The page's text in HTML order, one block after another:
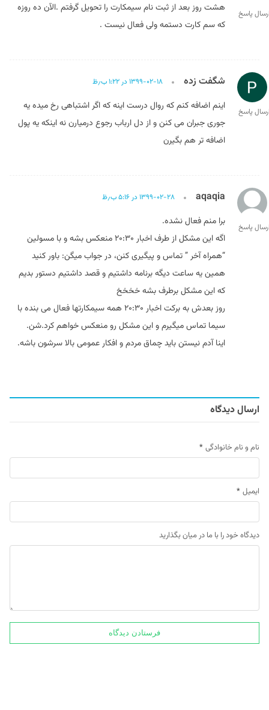
هشت روز بعد از ثبت نام سیمکارت را تحویل گرفتم .الآن ده روزه
که سم کارت دستمه ولی فعال نیست .
پاسخ
شگفت زده ۱۳۹۹-۰۲-۱۸ در ۱:۲۲ ب٫ظ
اینم اضافه کنم که روال درست اینه که اگر اشتباهی رخ میده یه
جوری جبران می کنن و از دل ارباب رجوع درمیارن نه اینکه یه پول
اضافه تر هم بگیرن
پاسخ
aqaqia ۱۳۹۹-۰۲-۲۸ در ۵:۱۶ ب٫ظ
برا منم فعال نشده.
اگه این مشکل از طرف اخبار ۲۰:۳۰ منعکس بشه و با مسولین
“همراه آخر ” تماس و پیگیری کنن، در جواب میگن: باور کنید
همین یه ساعت دیگه برنامه داشتیم و قصد داشتیم دستور بدیم
که این مشکل برطرف بشه خخخخ
روز بعدش به برکت اخبار ۲۰:۳۰ همه سیمکارتها فعال می بنده با
سیما تماس میگیرم و این مشکل رو منعکس خواهم کرد.شن.
اینا آدم نیستن باید چماق مردم و افکار عمومی بالا سرشون باشه.
پاسخ
ارسال دیدگاه
نام و نام خانوادگی *
ایمیل *
دیدگاه خود را با ما در میان بگذارید